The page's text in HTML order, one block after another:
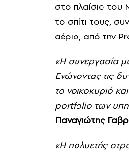
στο πλαίσιο του
το σπίτι τους,
αέριο, από την
«Η συνεργασία
Ενώνοντας τις
το νοικοκυριό
portfolio των
Παναγιώτης
«Η πολυετής